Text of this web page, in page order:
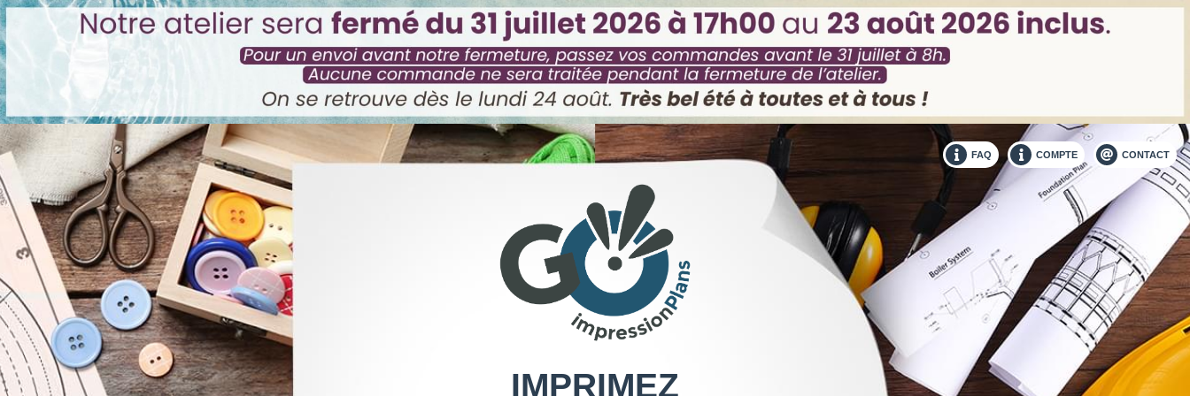
IMPRIMEZ
FAQ COMPTE CONTACT
Noir
& blanc
Prix au m²
A4
A3
de 0 à 1m² 1,79 € HT
A4 0,12 € HT
0,16 € HT
de 0 à 1m² 2,99 € HT
Couleurs
Prix au m²